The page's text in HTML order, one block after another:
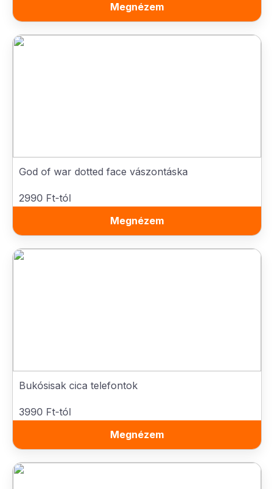
Megnézem
God of war dotted face vászontáska
2990 Ft-tól
Megnézem
Bukósisak cica telefontok
3990 Ft-tól
Megnézem